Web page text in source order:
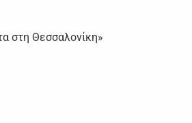
στη Θεσσαλονίκη»